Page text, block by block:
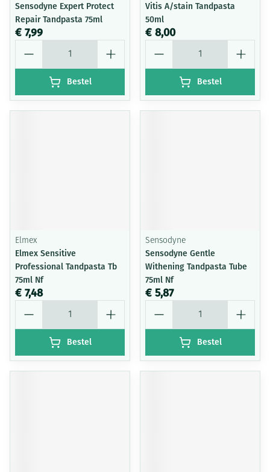
Sensodyne Expert Protect
Repair Tandpasta 75ml
€ 7,99
Bestel
Vitis A/stain Tandpasta
50ml
€ 8,00
Bestel
Elmex
Elmex Sensitive
Professional Tandpasta Tb
75ml Nf
€ 7,48
Bestel
Sensodyne
Sensodyne Gentle
Withening Tandpasta Tube
75ml Nf
€ 5,87
Bestel